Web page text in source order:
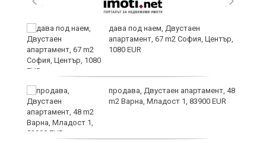
дава под наем, Двустаен
апартамент, 67 m2 София, Център,
1080 EUR
продава, Двустаен апартамент, 48
m2 Варна, Младост 1, 83900 EUR